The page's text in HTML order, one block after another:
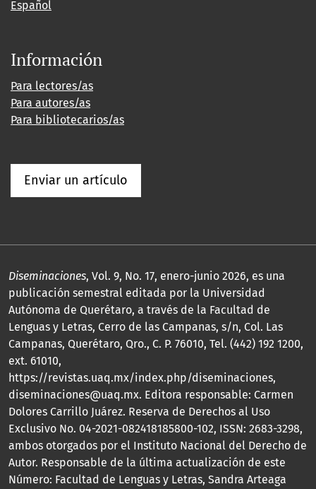
Español
Información
Para lectores/as
Para autores/as
Para bibliotecarios/as
Enviar un artículo
Diseminaciones, Vol. 9, No. 17, enero-junio 2026, es una
publicación semestral editada por la Universidad
Autónoma de Querétaro, a través de la Facultad de
Lenguas y Letras, Cerro de las Campanas, s/n, Col. Las
Campanas, Querétaro, Qro., C. P. 76010, Tel. (442) 192 1200,
ext. 61010,
https://revistas.uaq.mx/index.php/diseminaciones,
diseminaciones@uaq.mx. Editora responsable: Carmen
Dolores Carrillo Juárez. Reserva de Derechos al Uso
Exclusivo No. 04-2021-082418185800-102, ISSN: 2683-3298,
ambos otorgados por el Instituto Nacional del Derecho de
Autor. Responsable de la última actualización de este
Número: Facultad de Lenguas y Letras, Sandra Arteaga